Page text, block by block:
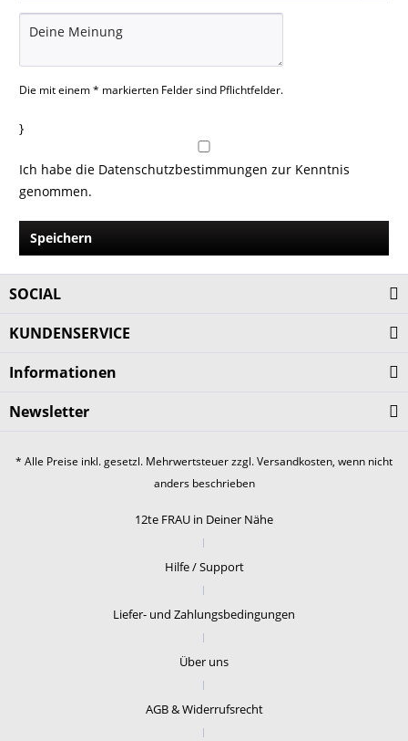
Die mit einem * markierten Felder sind Pflichtfelder.
}
Ich habe die Datenschutzbestimmungen zur Kenntnis
genommen.
Speichern
SOCIAL
KUNDENSERVICE
Informationen
Newsletter
* Alle Preise inkl. gesetzl. Mehrwertsteuer zzgl.Versandkosten, wenn nicht
anders beschrieben
12te FRAU in Deiner Nähe
Hilfe / Support
Liefer- und Zahlungsbedingungen
Über uns
AGB & Widerrufsrecht